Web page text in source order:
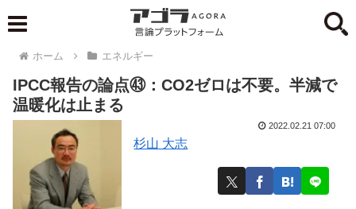
ホーム エネルギー
IPCC報告の論点㊸：CO2ゼロは不要。半減で
温暖化は止まる
杉山 大志
2022.02.21 07:00